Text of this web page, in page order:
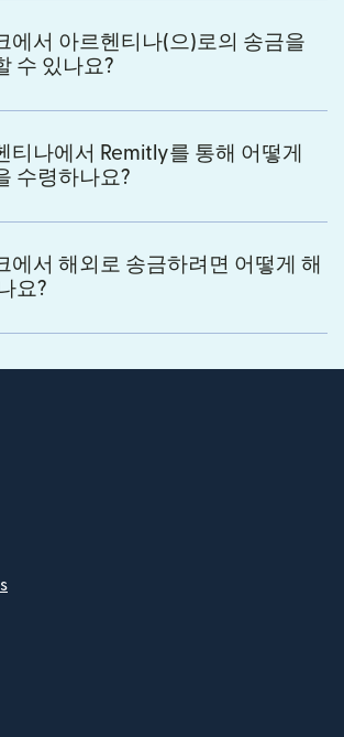
에서 아르헨티나(으)로의 송금을
수 있나요?
티나에서 Remitly를 통해 어떻게
수령하나요?
에서 해외로 송금하려면 어떻게 해
요?